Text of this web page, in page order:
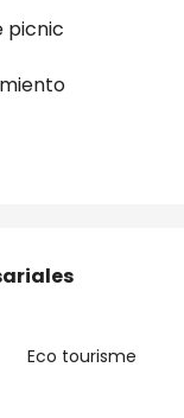
picnic
Eco tourisme